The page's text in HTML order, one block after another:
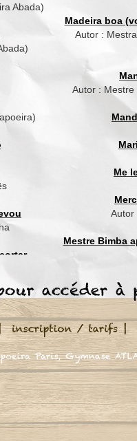
Abada)
maré
Madeira boa
Autor :
Autor :
Me
Autor
Mestre Bimba
Meu
Autor : CM
Coro
O mundo fica
deixo o meu corpo
É ela que vem e me
por ter conhecido ela
Ela é minha vida,
é ela que me carrega
Coro
Eu comecei por
comecei sem
mais depois a
conquistou meu
Coro
Eu escolhi a